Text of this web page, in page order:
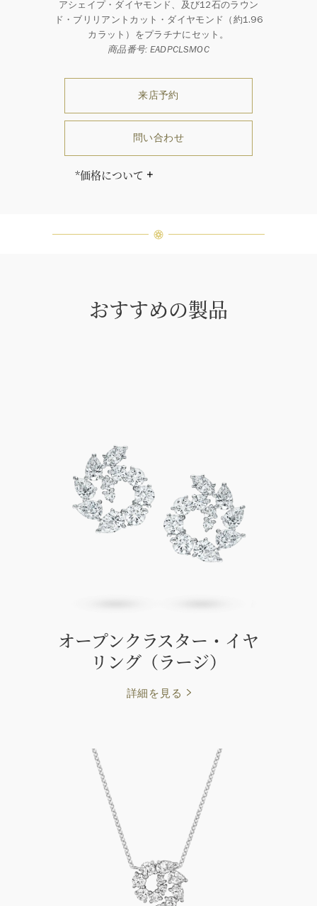
アシェイプ・ダイヤモンド、及び12石のラウン
ド・ブリリアントカット・ダイヤモンド（約1.96
カラット）をプラチナにセット。
商品番号: EADPCLSMOC
来店予約
問い合わせ
*価格について
ウィンストンによって厳選された最
め、同製品間においてカラットおよ
び石数、クオリティ等が僅かに異な
おすすめの製品
オープンクラスター・イヤ
リング（ラージ）
詳細を見る